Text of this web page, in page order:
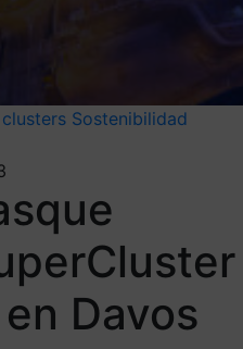
Sostenibilidad
Davos